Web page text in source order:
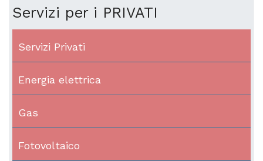
Servizi per i PRIVATI
Servizi Privati
Energia elettrica
Gas
Fotovoltaico